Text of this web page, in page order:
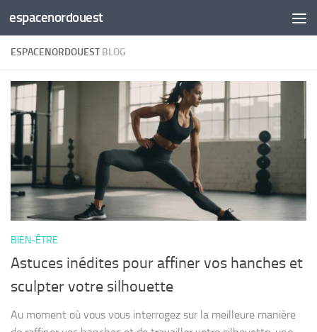
Skip to content
espacenordouest
ESPACENORDOUESTBLOG
BIEN-ÊTRE
Astuces inédites pour affiner vos hanches et
sculpter votre silhouette
Au moment où vous vous interrogez sur la meilleure manière